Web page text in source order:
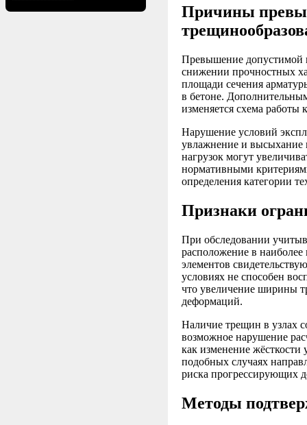
Причины
Превышение допустимой
снижении прочностных
площади сечения
в бетоне.
изменяется схема работы
Нарушение условий
увлажнение и высыхание
нагрузок могут
нормативными
определения категории
Признаки
При обследовании
расположение в
элементов
условиях не способен
что увеличение ширины
деформаций.
Наличие трещин в узлах
возможное нарушение
как изменение жёсткости
подобных случаях
риска прогрессирующих
Методы